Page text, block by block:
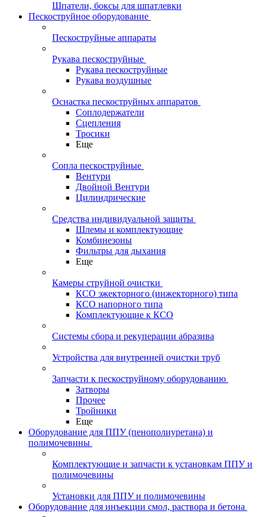
Шпатели, боксы для шпатлевки
Пескоструйное оборудование
Пескоструйные аппараты
Рукава пескоструйные
Рукава пескоструйные
Рукава воздушные
Оснастка пескоструйных аппаратов
Соплодержатели
Сцепления
Тросики
Еще
Сопла пескоструйные
Вентури
Двойной Вентури
Цилиндрические
Средства индивидуальной защиты
Шлемы и комплектующие
Комбинезоны
Фильтры для дыхания
Еще
Камеры струйной очистки
КСО эжекторного (инжекторного) типа
КСО напорного типа
Комплектующие к КСО
Системы сбора и рекуперации абразива
Устройства для внутренней очистки труб
Запчасти к пескоструйному оборудованию
Затворы
Прочее
Тройники
Еще
Оборудование для ППУ (пенополиуретана) и
полимочевины
Комплектующие и запчасти к установкам ППУ и
полимочевины
Установки для ППУ и полимочевины
Оборудование для инъекции смол, раствора и бетона